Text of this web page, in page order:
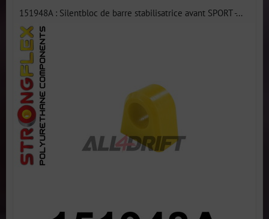
151948A : Silentbloc de barre stabilisatrice avant SPORT -...